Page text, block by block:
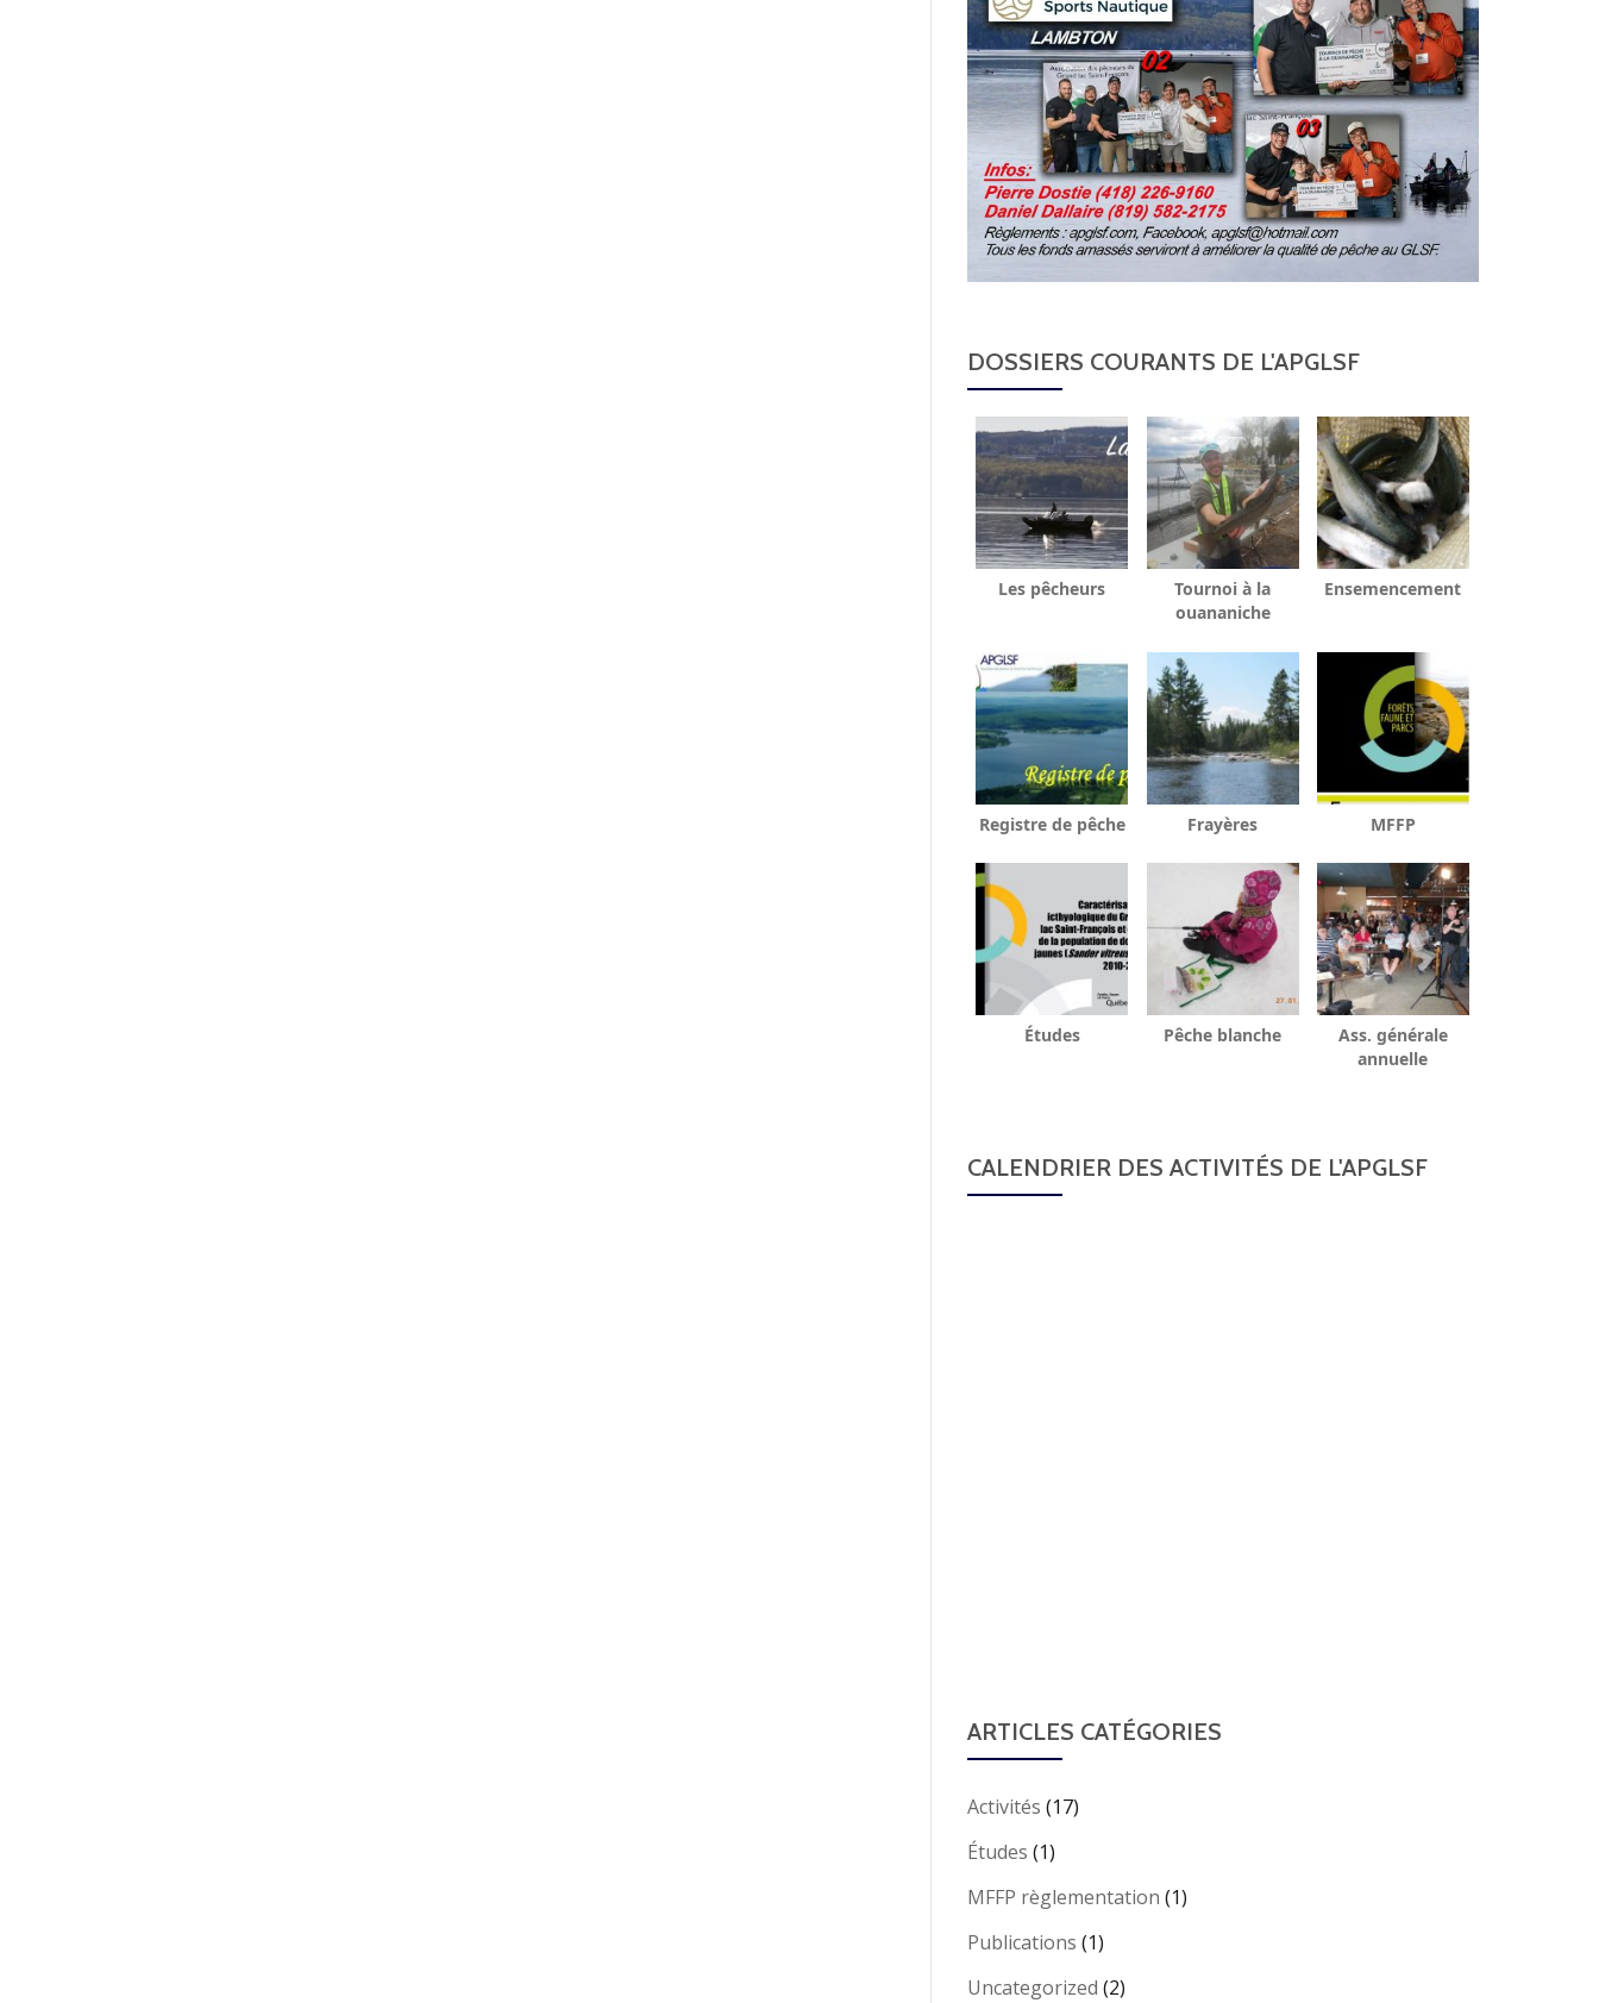
DOSSIERS COURANTS DE L'APGLSF
Les pêcheurs
Tournoi à la
ouananiche
Ensemencement
Registre de pêche Frayères MFFP
Études Pêche blanche
Ass. générale
annuelle
CALENDRIER DES ACTIVITÉS DE L'APGLSF
ARTICLES CATÉGORIES
Activités (17)
Études (1)
MFFP règlementation (1)
Publications (1)
Uncategorized (2)